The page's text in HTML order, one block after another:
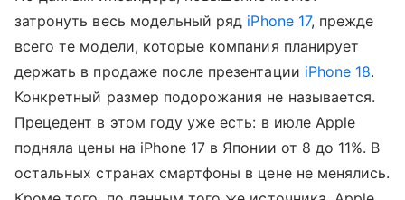
затронуть весь модельный ряд iPhone 17, прежде
всего те модели, которые компания планирует
держать в продаже после презентации iPhone 18.
Конкретный размер подорожания не называется.
Прецедент в этом году уже есть: в июле Apple
подняла цены на iPhone 17 в Японии от 8 до 11%. В
остальных странах смартфоны в цене не менялись.